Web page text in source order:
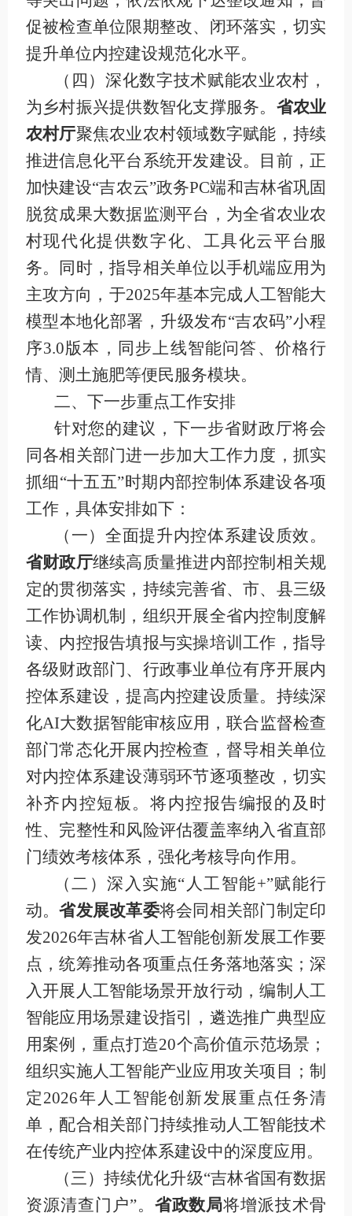
促被检查单位限期整改、闭环落实，切实
提升单位内控建设规范化水平。
（四）深化数字技术赋能农业农村，
为乡村振兴提供数智化支撑服务。 省农业
农村厅聚焦农业农村领域数字赋能，持续
推进信息化平台系统开发建设。目前，正
加快建设“吉农云”政务PC端和吉林省巩固
脱贫成果大数据监测平台，为全省农业农
村现代化提供数字化、工具化云平台服
务。同时，指导相关单位以手机端应用为
主攻方向，于2025年基本完成人工智能大
模型本地化部署，升级发布“吉农码”小程
序3.0版本，同步上线智能问答、价格行
情、测土施肥等便民服务模块。
二、下一步重点工作安排
针对您的建议，下一步省财政厅将会
同各相关部门进一步加大工作力度，抓实
抓细“十五五”时期内部控制体系建设各项
工作，具体安排如下：
（一）全面提升内控体系建设质效。
省财政厅继续高质量推进内部控制相关规
定的贯彻落实，持续完善省、市、县三级
工作协调机制 ，组织开展全省内控制度解
读、内控报告填报与实操培训工作，指导
各级财政部门、行政事业单位有序开展内
控体系建设，提高内控建设质量。 持续深
化AI大数据智能审核应用，联合监督检查
部门常态化开展内控检查，督导相关单位
对内控体系建设薄弱环节逐项整改 ， 切实
补齐内控短板。将内控报告编报 的及时
性、完整性和风险评估覆盖率纳入省直部
门绩效考核体系，强化考核导向作用 。
（二）深入实施“人工智能+”赋能行
动。省发展改革委将会同相关部门制定印
发2026年吉林省人工智能创新发展工作要
点，统筹推动各项重点任务落地落实；深
入开展人工智能场景开放行动，编制人工
智能应用场景建设指引，遴选推广典型应
用案例，重点打造20个高价值示范场景；
组织实施人工智能产业应用攻关项目；制
定2026年人工智能创新发展重点任务清
单，配合相关部门持续推动人工智能技术
在传统产业内控体系建设中的深度应用。
（三）持续优化升级“吉林省国有数据
资源清查门户”。 省政数局将增派技术骨